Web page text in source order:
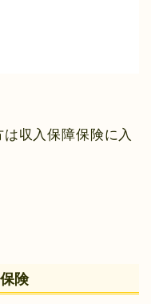
収入保障保険に入
険